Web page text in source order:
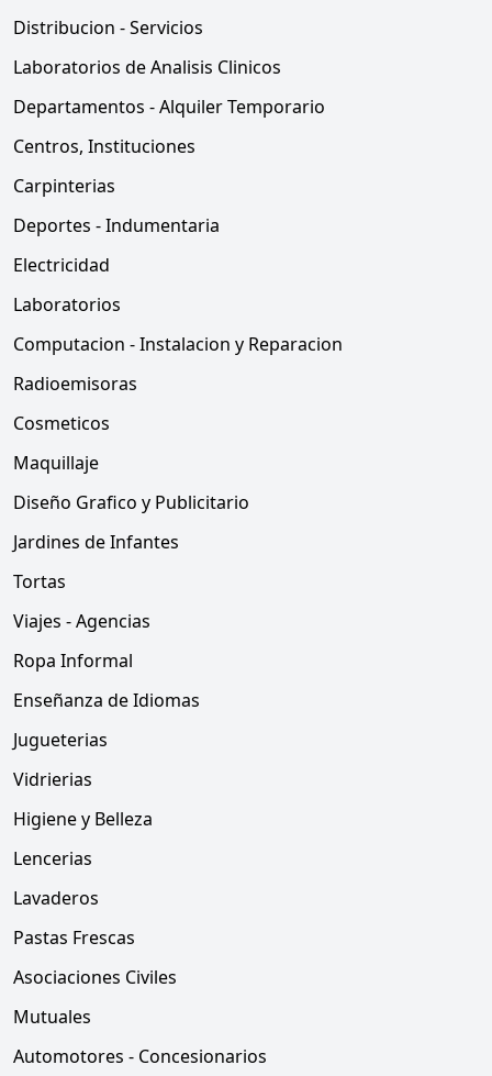
Distribucion - Servicios
Laboratorios de Analisis Clinicos
Departamentos - Alquiler Temporario
Centros, Instituciones
Carpinterias
Deportes - Indumentaria
Electricidad
Laboratorios
Computacion - Instalacion y Reparacion
Radioemisoras
Cosmeticos
Maquillaje
Diseño Grafico y Publicitario
Jardines de Infantes
Tortas
Viajes - Agencias
Ropa Informal
Enseñanza de Idiomas
Jugueterias
Vidrierias
Higiene y Belleza
Lencerias
Lavaderos
Pastas Frescas
Asociaciones Civiles
Mutuales
Automotores - Concesionarios